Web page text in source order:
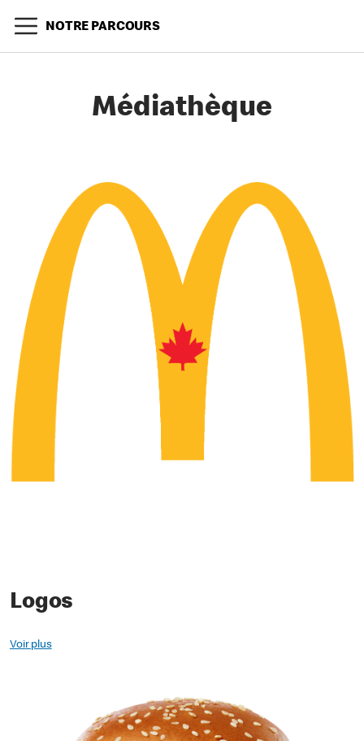
NOTRE PARCOURS
Médiathèque
Logos
Voir plus